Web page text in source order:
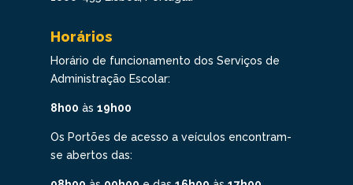
Horários
Horário de funcionamento dos Serviços de
Administração Escolar:
8h00 às 19h00
Os Portões de acesso a veículos encontram-
se abertos das: